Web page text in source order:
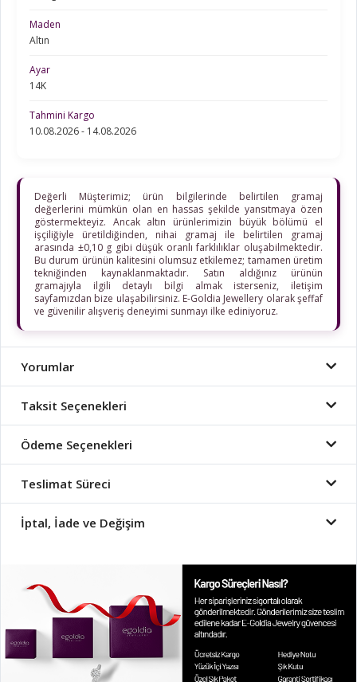
Maden
Altın
Ayar
14K
Tahmini Kargo
10.08.2026 - 14.08.2026
Değerli Müşterimiz; ürün bilgilerinde belirtilen gramaj
değerlerini mümkün olan en hassas şekilde yansıtmaya özen
göstermekteyiz. Ancak altın ürünlerimizin büyük bölümü el
işçiliğiyle üretildiğinden, nihai gramaj ile belirtilen gramaj
arasında ±0,10 g gibi düşük oranlı farklılıklar oluşabilmektedir.
Bu durum ürünün kalitesini olumsuz etkilemez; tamamen üretim
tekniğinden kaynaklanmaktadır. Satın aldığınız ürünün
gramajıyla ilgili detaylı bilgi almak isterseniz, iletişim
sayfamızdan bize ulaşabilirsiniz. E-Goldia Jewellery olarak şeffaf
ve güvenilir alışveriş deneyimi sunmayı ilke ediniyoruz.
Yorumlar
Taksit Seçenekleri
Ödeme Seçenekleri
Teslimat Süreci
İptal, İade ve Değişim